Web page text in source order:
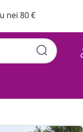
nei 80 €